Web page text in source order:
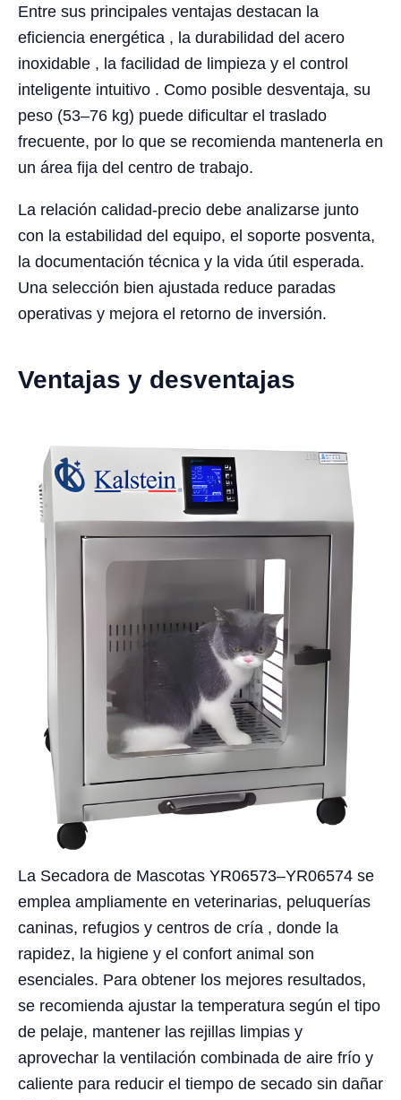
Entre sus principales ventajas destacan la
eficiencia energética , la durabilidad del acero
inoxidable , la facilidad de limpieza y el control
inteligente intuitivo . Como posible desventaja, su
peso (53–76 kg) puede dificultar el traslado
frecuente, por lo que se recomienda mantenerla en
un área fija del centro de trabajo.
La relación calidad-precio debe analizarse junto
con la estabilidad del equipo, el soporte posventa,
la documentación técnica y la vida útil esperada.
Una selección bien ajustada reduce paradas
operativas y mejora el retorno de inversión.
Ventajas y desventajas
La Secadora de Mascotas YR06573–YR06574 se
emplea ampliamente en veterinarias, peluquerías
caninas, refugios y centros de cría , donde la
rapidez, la higiene y el confort animal son
esenciales. Para obtener los mejores resultados,
se recomienda ajustar la temperatura según el tipo
de pelaje, mantener las rejillas limpias y
aprovechar la ventilación combinada de aire frío y
caliente para reducir el tiempo de secado sin dañar